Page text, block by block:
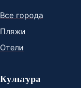
Все города
Пляжи
Отели
Культура